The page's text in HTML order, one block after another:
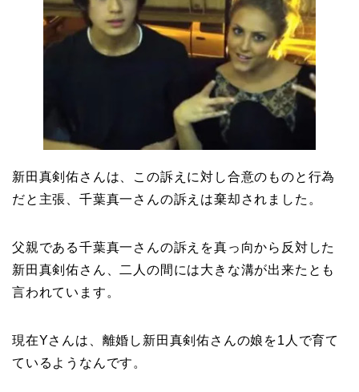
新田真剣佑さんは、この訴えに対し合意のものと行為
だと主張、千葉真一さんの訴えは棄却されました。
父親である千葉真一さんの訴えを真っ向から反対した
新田真剣佑さん、二人の間には大きな溝が出来たとも
言われています。
現在Yさんは、離婚し新田真剣佑さんの娘を1人で育て
ているようなんです。